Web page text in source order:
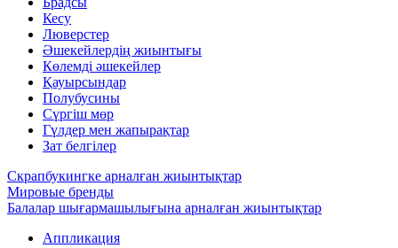
Кесу
Люверстер
Әшекейлердің жиынтығы
Көлемді әшекейлер
Қауырсындар
Полубусины
Сүргіш мөр
Гүлдер мен жапырақтар
Зат белгілер
Скрапбукингке арналған жиынтықтар
Мировые бренды
Балалар шығармашылығына арналған жиынтықтар
Аппликация